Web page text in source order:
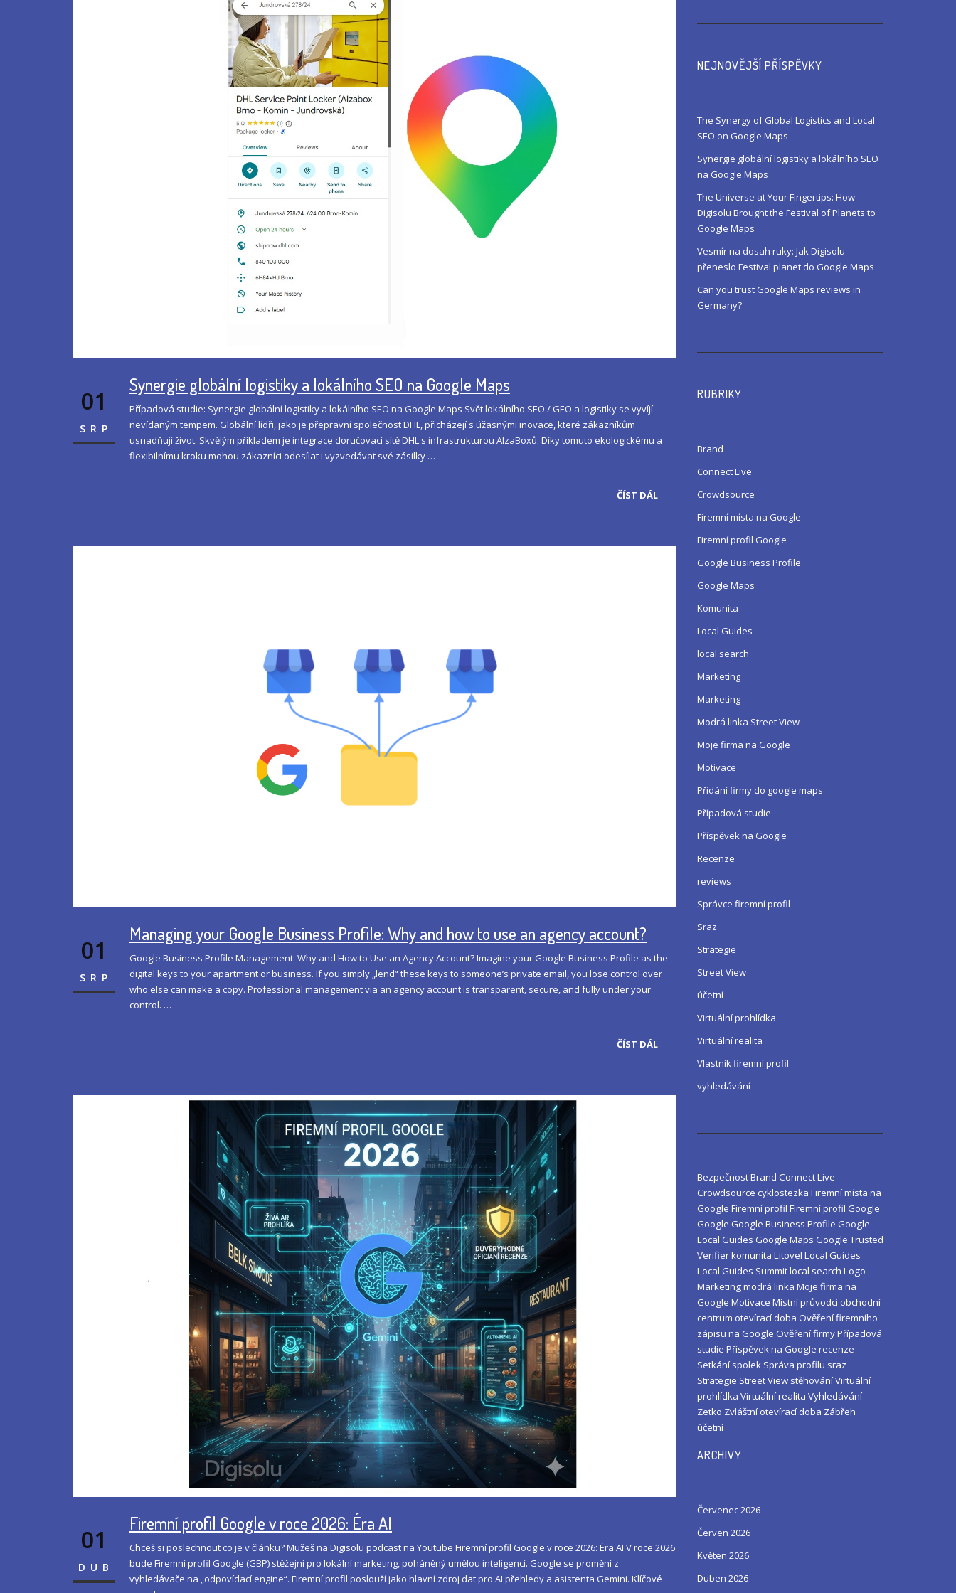
Synergie globální logistiky a lokálního SEO na Google Maps
01
SRP
Případová studie: Synergie globální logistiky a lokálního SEO na Google Maps Svět lokálního SEO / GEO a logistiky se vyvíjí
nevídaným tempem. Globální lídři, jako je přepravní společnost DHL, přicházejí s úžasnými inovace, které zákazníkům
usnadňují život. Skvělým příkladem je integrace doručovací sítě DHL s infrastrukturou AlzaBoxů. Díky tomuto ekologickému a
flexibilnímu kroku mohou zákazníci odesílat i vyzvedávat své zásilky …
ČÍST DÁL
Managing your Google Business Profile: Why and how to use an agency account?
01
SRP
Google Business Profile Management: Why and How to Use an Agency Account? Imagine your Google Business Profile as the
digital keys to your apartment or business. If you simply „lend“ these keys to someone’s private email, you lose control over
who else can make a copy. Professional management via an agency account is transparent, secure, and fully under your
control. …
ČÍST DÁL
Firemní profil Google v roce 2026: Éra AI
01
DUB
Chceš si poslechnout co je v článku? Mužeš na Digisolu podcast na Youtube Firemní profil Google v roce 2026: Éra AI V roce 2026
bude Firemní profil Google (GBP) stěžejní pro lokální marketing, poháněný umělou inteligencí. Google se promění z
vyhledávače na „odpovídací engine“. Firemní profil poslouží jako hlavní zdroj dat pro AI přehledy a asistenta Gemini. Klíčové
NEJNOVĚJŠÍ PŘÍSPĚVKY
The Synergy of Global Logistics and Local
SEO on Google Maps
Synergie globální logistiky a lokálního SEO
na Google Maps
The Universe at Your Fingertips: How
Digisolu Brought the Festival of Planets to
Google Maps
Vesmír na dosah ruky: Jak Digisolu
přeneslo Festival planet do Google Maps
Can you trust Google Maps reviews in
Germany?
RUBRIKY
Brand
Connect Live
Crowdsource
Firemní místa na Google
Firemní profil Google
Google Business Profile
Google Maps
Komunita
Local Guides
local search
Marketing
Marketing
Modrá linka Street View
Moje firma na Google
Motivace
Přidání firmy do google maps
Případová studie
Příspěvek na Google
Recenze
reviews
Správce firemní profil
Sraz
Strategie
Street View
účetní
Virtuální prohlídka
Virtuální realita
Vlastník firemní profil
vyhledávání
BezpečnostBrand Connect Live
Crowdsource cyklostezka Firemní místa na
Google Firemní profil Firemní profil Google
Google Google Business Profile Google
Local Guides Google Maps Google Trusted
Verifierkomunita Litovel Local Guides
Local Guides Summitlocal search Logo
Marketingmodrá linka Moje firma na
Google Motivace Místní průvodci obchodní
centrum otevírací doba Ověření firemního
zápisu na Google Ověření firmyPřípadová
studie Příspěvek na Google recenze
Setkání spolek Správa profilu sraz
Strategie Street View stěhováníVirtuální
prohlídka Virtuální realita Vyhledávání
Zetko Zvláštní otevírací doba Zábřeh
účetní
ARCHIVY
Červenec 2026
Červen 2026
Květen 2026
Duben 2026